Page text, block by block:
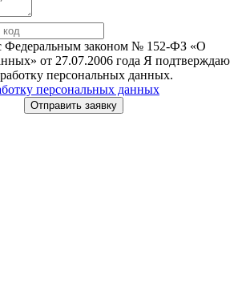
Федеральным законом № 152-ФЗ «О
от 27.07.2006 года Я подтверждаю
персональных данных.
персональных данных